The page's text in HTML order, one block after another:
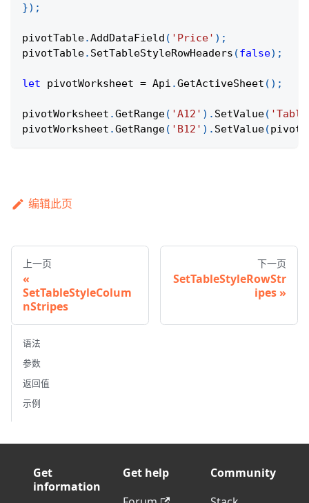
}) ;
pivotTable.AddDataField ( 'Price' ) ;
pivotTable. SetTableStyleRowHeaders (false) ;
let pivotWorksheet = Api .GetActiveSheet ( ) ;
pivotWorksheet .GetRange( 'A12' ) . SetValue(
pivotWorksheet .GetRange( 'B12' ) . SetValue(
编辑此页
上一页
SetTableStyleColum
nStripes
下一页
SetTableStyleRowStr
ipes
语法
参数
返回值
示例
Get
information
Get help
Community